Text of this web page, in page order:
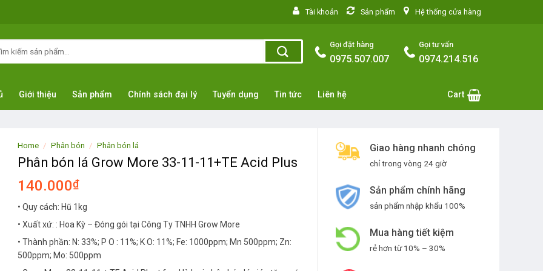
Tài khoản Sản phẩm Hệ thống cửa hàng
Gọi đặt hàng
0975.507.007
Gọi tư vấn
0974.214.516
Giới thiệu Sản phẩm Chính sách đại lý Tuyển dụng Tin tức Liên hệ Cart
Giao hàng nhanh chóng
chỉ trong vòng 24 giờ
Sản phẩm chính hãng
sản phẩm nhập khẩu 100%
Mua hàng tiết kiệm
rẻ hơn từ 10% – 30%
Home / Phân bón / Phân bón lá
Phân bón lá Grow More 33-11-11+TE Acid Plus
140.000₫
• Quy cách: Hũ 1kg
• Xuất xứ: : Hoa Kỳ – Đóng gói tại Công Ty TNHH Grow More
• Thành phần: N: 33%; P O : 11%; K O: 11%; Fe: 1000ppm; Mn 500ppm; Zn:
500ppm; Mo: 500ppm